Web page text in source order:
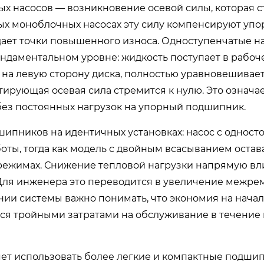
насосов — возникновение осевой силы, которая
моноблочных насосах эту силу компенсируют
точки повышенного износа. Одноступенчатые
уровне: жидкость поступает в
левую сторону диска, полностью
осевая сила стремится к нулю. Это
постоянных нагрузок на упорный подшипник.
на идентичных установках: насос с
тогда как модель с двойным всасыванием
Снижение тепловой нагрузки напрямую
инженера это переводится в увеличение
системы важно понимать, что экономия на
тройными затратами на обслуживание в течение
использовать более легкие и компактные